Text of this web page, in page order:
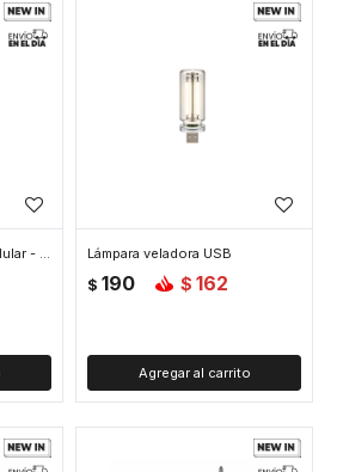
Colgante pocket para celular - Marron Lámpara veladora USB
$ 190 $ 162